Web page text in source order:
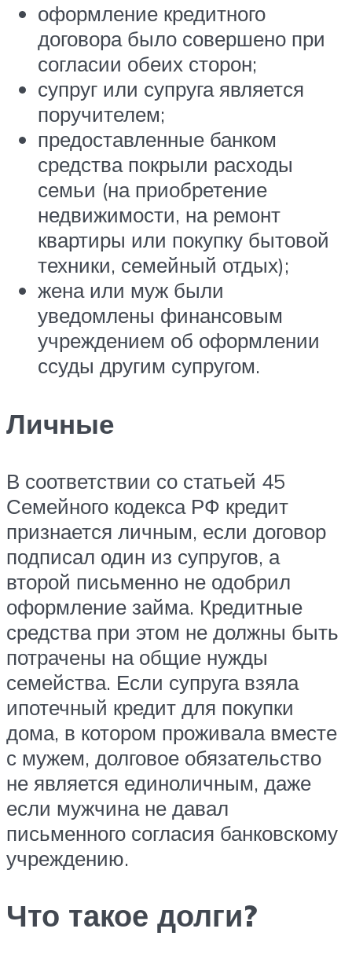
оформление кредитного
договора было совершено при
согласии обеих сторон;
супруг или супруга является
поручителем;
предоставленные банком
средства покрыли расходы
семьи (на приобретение
недвижимости, на ремонт
квартиры или покупку бытовой
техники, семейный отдых);
жена или муж были
уведомлены финансовым
учреждением об оформлении
ссуды другим супругом.
Личные
В соответствии со статьей 45
Семейного кодекса РФ кредит
признается личным, если договор
подписал один из супругов, а
второй письменно не одобрил
оформление займа. Кредитные
средства при этом не должны быть
потрачены на общие нужды
семейства. Если супруга взяла
ипотечный кредит для покупки
дома, в котором проживала вместе
с мужем, долговое обязательство
не является единоличным, даже
если мужчина не давал
письменного согласия банковскому
учреждению.
Что такое долги?